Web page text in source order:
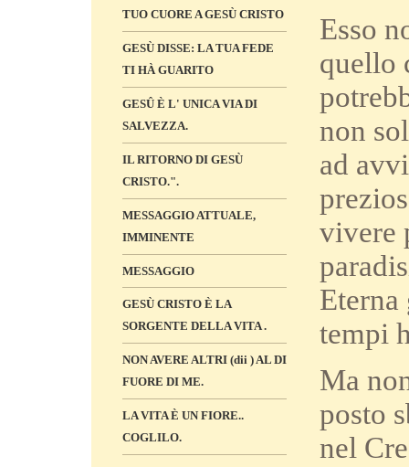
TUO CUORE A GESÙ CRISTO
GESÙ DISSE: LA TUA FEDE
TI HÀ GUARITO
GESÛ È L' UNICA VIA DI
SALVEZZA.
IL RITORNO DI GESÙ
CRISTO.".
MESSAGGIO ATTUALE,
IMMINENTE
MESSAGGIO
GESÙ CRISTO È LA
SORGENTE DELLA VITA .
NON AVERE ALTRI (dii ) AL DI
FUORE DI ME.
LA VITA È UN FIORE..
COGLILO.
Esso
quello
non
ad
vivere
tempi
Ma
posto
nel